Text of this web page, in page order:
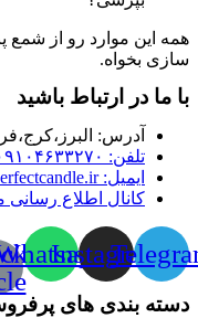
همه این موارد رو از
سازی بخواه.
با ما در ارتباط باشید
آدرس:‌
تلفن: ۰۹۱۰۴۶۳۳۲۷۰
ایمیل: info@perfectcandle.ir
کانال اطلاع رسانی
Instagram
دسته بندی های